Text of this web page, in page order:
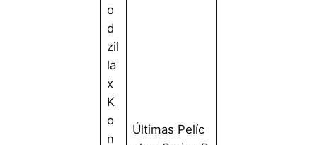
o
d
zil
la
x
K
o
n
Últimas Pelíc